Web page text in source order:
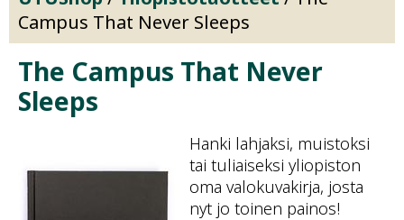
Campus That Never Sleeps
The Campus That Never
Sleeps
Näytä
tuotekuva
1
Näytä
tuotekuva
2
Näytä
tuotekuva
3
Näytä
tuotekuva
4
Hanki lahjaksi, muistoksi
tai tuliaiseksi yliopiston
oma valokuvakirja, josta
nyt jo toinen painos!